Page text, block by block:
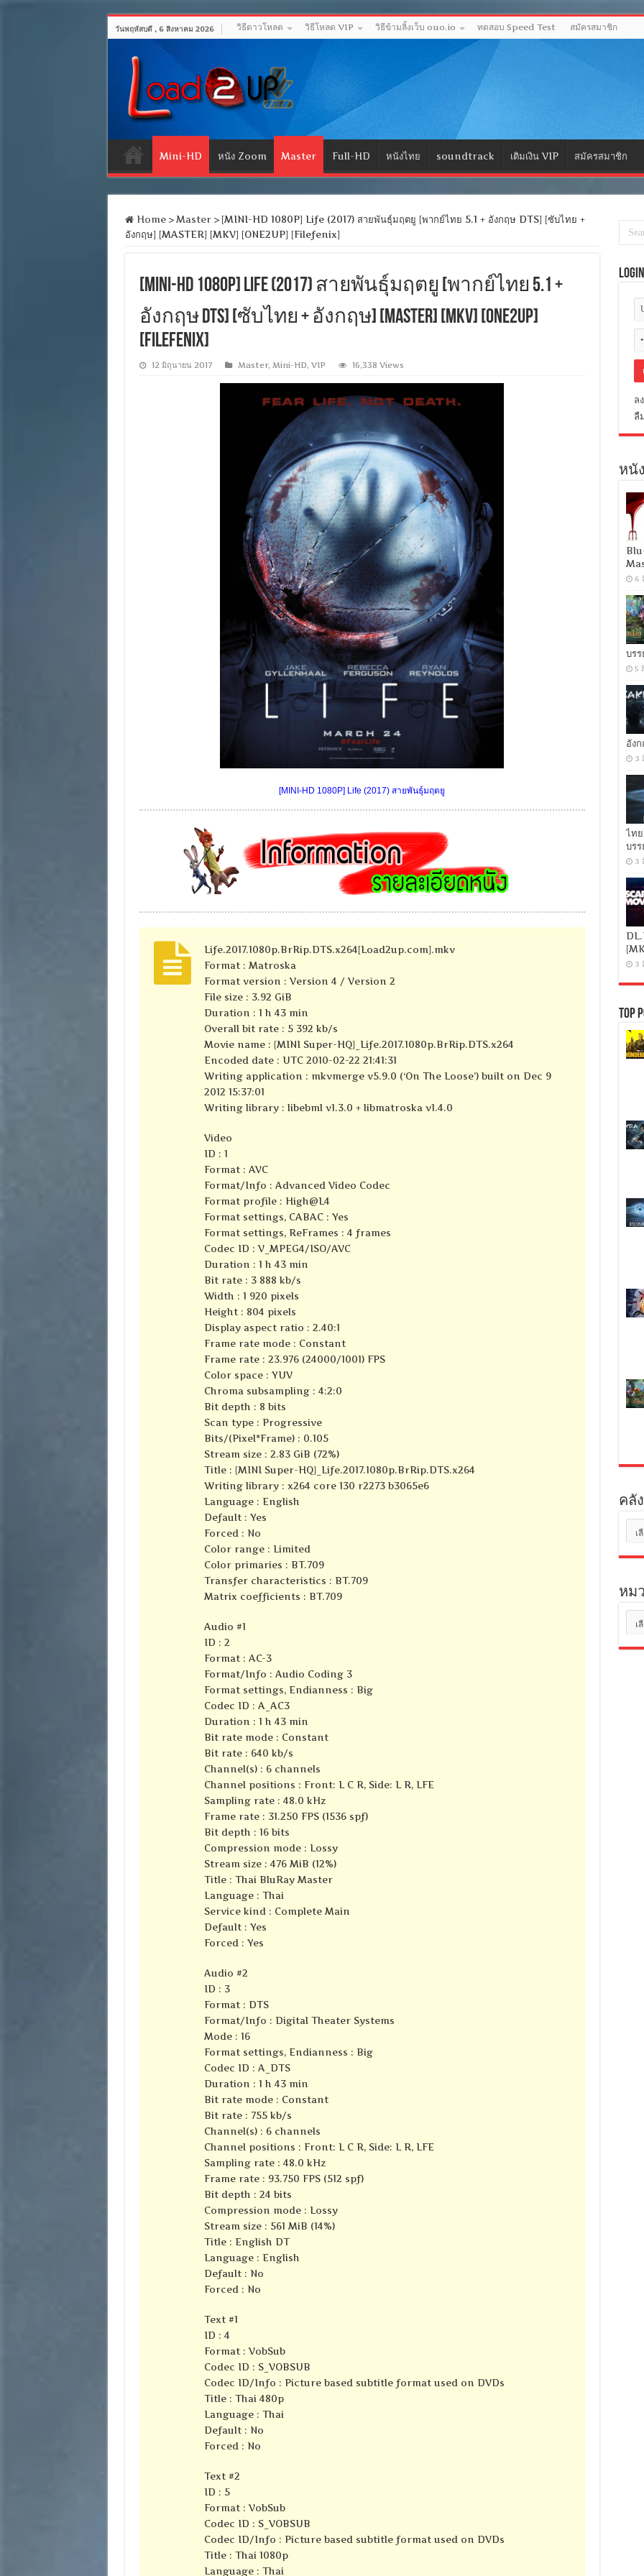
วันพฤหัสบดี , 6 สิงหาคม 2026 วิธีดาวโหลด วิธีโหลด VIP วิธีข้ามลิ้งเว็บ ouo.io ทดสอบ Speed Test สมัครสมาชิก
Mini-HD หนัง Zoom Master Full-HD หนังไทย soundtrack เติมเงิน VIP สมัครสมาชิก
Home > Master > [MINI-HD 1080P] Life (2017) สายพันธุ์มฤตยู [พากย์ไทย 5.1 + อังกฤษ DTS] [ซับไทย +
อังกฤษ] [MASTER] [MKV] [ONE2UP] [Filefenix]
[MINI-HD 1080P] Life (2017) สายพันธุ์มฤตยู [พากย์ไทย 5.1 +
อังกฤษ DTS] [ซับไทย + อังกฤษ] [MASTER] [MKV] [ONE2UP]
[Filefenix]
12 มิถุนายน 2017 Master, Mini-HD, VIP 16,338 Views
[MINI-HD 1080P] Life (2017) สายพันธุ์มฤตยู
Life.2017.1080p.BrRip.DTS.x264[Load2up.com].mkv
Format : Matroska
Format version : Version 4 / Version 2
File size : 3.92 GiB
Duration : 1 h 43 min
Overall bit rate : 5 392 kb/s
Movie name : {MINI Super-HQ}_Life.2017.1080p.BrRip.DTS.x264
Encoded date : UTC 2010-02-22 21:41:31
Writing application : mkvmerge v5.9.0 (‘On The Loose’) built on Dec 9
2012 15:37:01
Writing library : libebml v1.3.0 + libmatroska v1.4.0
Video
ID : 1
Format : AVC
Format/Info : Advanced Video Codec
Format profile : High@L4
Format settings, CABAC : Yes
Format settings, ReFrames : 4 frames
Codec ID : V_MPEG4/ISO/AVC
Duration : 1 h 43 min
Bit rate : 3 888 kb/s
Width : 1 920 pixels
Height : 804 pixels
Display aspect ratio : 2.40:1
Frame rate mode : Constant
Frame rate : 23.976 (24000/1001) FPS
Color space : YUV
Chroma subsampling : 4:2:0
Bit depth : 8 bits
Scan type : Progressive
Bits/(Pixel*Frame) : 0.105
Stream size : 2.83 GiB (72%)
Title : {MINI Super-HQ}_Life.2017.1080p.BrRip.DTS.x264
Writing library : x264 core 130 r2273 b3065e6
Language : English
Default : Yes
Forced : No
Color range : Limited
Color primaries : BT.709
Transfer characteristics : BT.709
Matrix coefficients : BT.709
Audio #1
ID : 2
Format : AC-3
Format/Info : Audio Coding 3
Format settings, Endianness : Big
Codec ID : A_AC3
Duration : 1 h 43 min
Bit rate mode : Constant
Bit rate : 640 kb/s
Channel(s) : 6 channels
Channel positions : Front: L C R, Side: L R, LFE
Sampling rate : 48.0 kHz
Frame rate : 31.250 FPS (1536 spf)
Bit depth : 16 bits
Compression mode : Lossy
Stream size : 476 MiB (12%)
Title : Thai BluRay Master
Language : Thai
Service kind : Complete Main
Default : Yes
Forced : Yes
Audio #2
ID : 3
Format : DTS
Format/Info : Digital Theater Systems
Mode : 16
Format settings, Endianness : Big
Codec ID : A_DTS
Duration : 1 h 43 min
Bit rate mode : Constant
Bit rate : 755 kb/s
Channel(s) : 6 channels
Channel positions : Front: L C R, Side: L R, LFE
Sampling rate : 48.0 kHz
Frame rate : 93.750 FPS (512 spf)
Bit depth : 24 bits
Compression mode : Lossy
Stream size : 561 MiB (14%)
Title : English DT
Language : English
Default : No
Forced : No
Text #1
ID : 4
Format : VobSub
Codec ID : S_VOBSUB
Codec ID/Info : Picture based subtitle format used on DVDs
Title : Thai 480p
Language : Thai
Default : No
Forced : No
Text #2
ID : 5
Format : VobSub
Codec ID : S_VOBSUB
Codec ID/Info : Picture based subtitle format used on DVDs
Title : Thai 1080p
Language : Thai
Login
ล
ลื
หนั
6
บร
5
อัง
3
ไท
บร
3
3
Top
คลั
เก็บ
หม
หมู่